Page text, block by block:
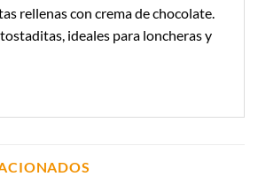
rellenas con crema de chocolate.
ideales para loncheras y